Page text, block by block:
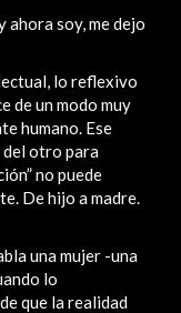
ahora soy, me dejo
lo reflexivo
de un modo muy
humano. Ese
del otro para
no puede
De hijo a madre.
una mujer -una
lo
que la realidad